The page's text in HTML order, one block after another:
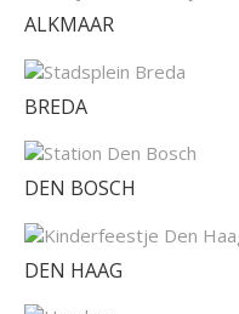
ALKMAAR
BREDA
DEN BOSCH
DEN HAAG